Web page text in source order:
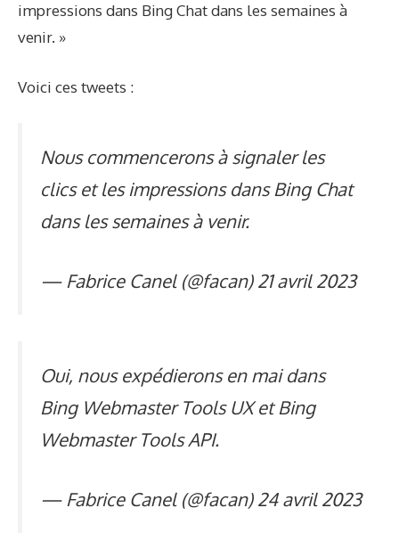
impressions dans Bing Chat dans les semaines à
venir. »
Voici ces tweets :
Nous commencerons à signaler les
clics et les impressions dans Bing Chat
dans les semaines à venir.
— Fabrice Canel (@facan)21 avril 2023
Oui, nous expédierons en mai dans
Bing Webmaster Tools UX et Bing
Webmaster Tools API.
— Fabrice Canel (@facan)24 avril 2023